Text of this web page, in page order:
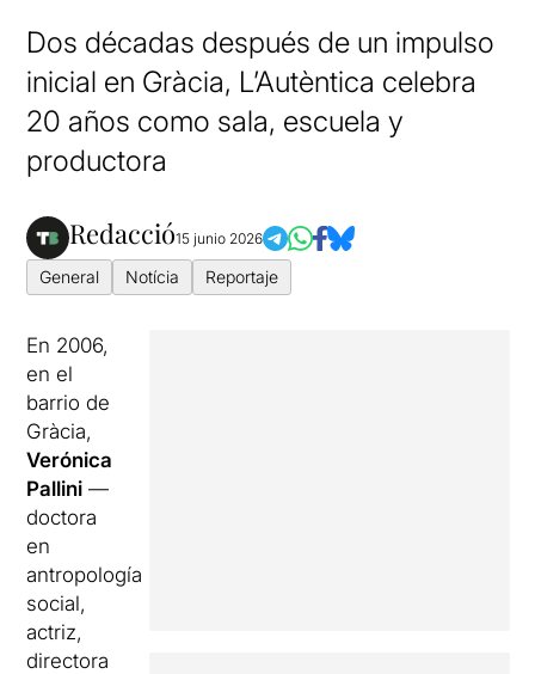
Dos décadas después de un impulso
inicial en Gràcia, L’Autèntica celebra
20 años como sala, escuela y
productora
Redacció15 junio 2026
General Notícia Reportaje
En 2006,
en el
barrio de
Gràcia,
Verónica
Pallini —
doctora
en
antropología
social,
actriz,
directora